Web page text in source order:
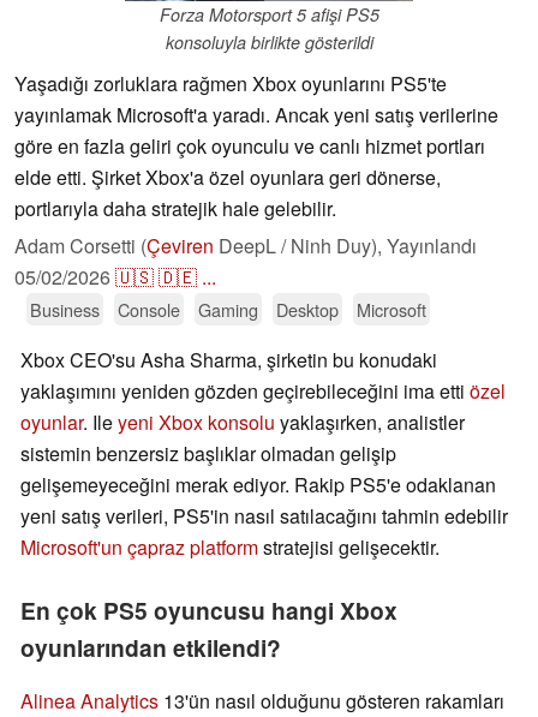
Forza Motorsport 5 afişi PS5
konsoluyla birlikte gösterildi
Yaşadığı zorluklara rağmen Xbox oyunlarını PS5'te
yayınlamak Microsoft'a yaradı. Ancak yeni satış verilerine
göre en fazla geliri çok oyunculu ve canlı hizmet portları
elde etti. Şirket Xbox'a özel oyunlara geri dönerse,
portlarıyla daha stratejik hale gelebilir.
Adam Corsetti (Çeviren DeepL / Ninh Duy), Yayınlandı
05/02/2026🇺🇸🇩🇪 ...
Business Console Gaming Desktop Microsoft
Xbox CEO'su Asha Sharma, şirketin bu konudaki
yaklaşımını yeniden gözden geçirebileceğini ima etti özel
oyunlar. Ileyeni Xbox konsolu yaklaşırken, analistler
sistemin benzersiz başlıklar olmadan gelişip
gelişemeyeceğini merak ediyor. Rakip PS5'e odaklanan
yeni satış verileri, PS5'in nasıl satılacağını tahmin edebilir
Microsoft'un çapraz platformstratejisi gelişecektir.
En çok PS5 oyuncusu hangi Xbox
oyunlarından etkilendi?
Alinea Analytics 13'ün nasıl olduğunu gösteren rakamları